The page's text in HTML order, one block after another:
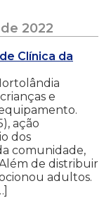
2022
Clínica da
e
ação
dos
comunidade,
de distribuir
adultos.